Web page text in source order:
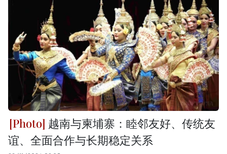
越南与柬埔寨：睦邻友好、传统友
谊、全面合作与长期稳定关系